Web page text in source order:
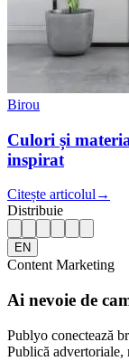
Birou
Culori și
inspirat
Citește articolul →
Distribuie
EN
Content Marketing
Ai nevoie de
Publyo conectează
Publică advertoriale,